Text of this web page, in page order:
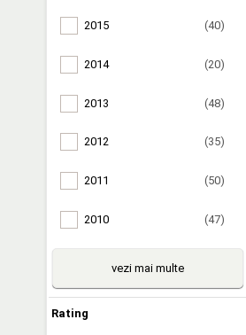
2015 (40)
2014 (20)
2013 (48)
2012 (35)
2011 (50)
2010 (47)
vezi mai multe
Rating